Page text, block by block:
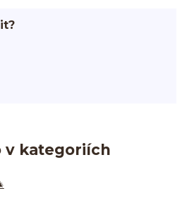
v kategoriích